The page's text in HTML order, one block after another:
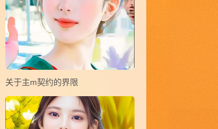
关于主m契约的界限